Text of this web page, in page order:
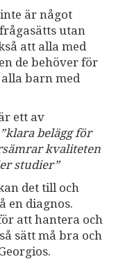
är något
utan
att alla med
de behöver för
barn med
ett av
”klara belägg för
kvaliteten
studier”
det till och
en diagnos.
att hantera och
sätt må bra och